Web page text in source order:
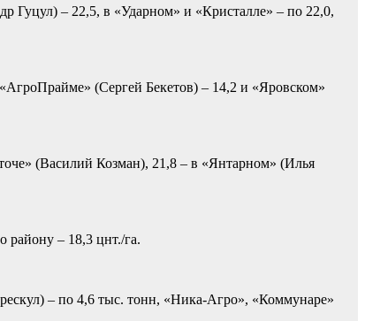
Гуцул) – 22,5, в «Ударном» и «Кристалле» – по 22,0,
(Сергей Бекетов) – 14,2 и «Яровском»
(Василий Козман), 21,8 – в «Янтарном» (Илья
району – 18,3 цнт./га.
– по 4,6 тыс. тонн, «Ника-Агро», «Коммунаре»